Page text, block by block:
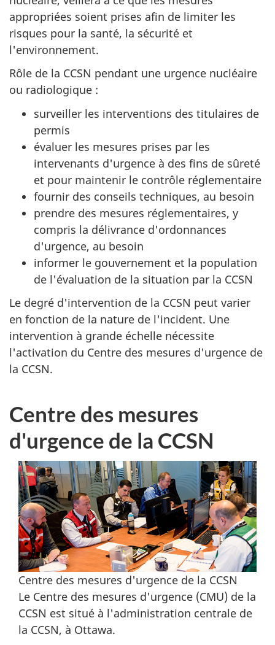
appropriées soient prises afin de limiter les
risques pour la santé, la sécurité et
l'environnement.
Rôle de la CCSN pendant une urgence nucléaire
ou radiologique :
surveiller les interventions des titulaires de
permis
évaluer les mesures prises par les
intervenants d'urgence à des fins de sûreté
et pour maintenir le contrôle réglementaire
fournir des conseils techniques, au besoin
prendre des mesures réglementaires, y
compris la délivrance d'ordonnances
d'urgence, au besoin
informer le gouvernement et la population
de l'évaluation de la situation par la CCSN
Le degré d'intervention de la CCSN peut varier
en fonction de la nature de l'incident. Une
intervention à grande échelle nécessite
l'activation du Centre des mesures d'urgence de
la CCSN.
Centre des mesures
d'urgence de la CCSN
Centre des mesures d'urgence de la CCSN
Le Centre des mesures d'urgence (CMU) de la
CCSN est situé à l'administration centrale de
la CCSN, à Ottawa.